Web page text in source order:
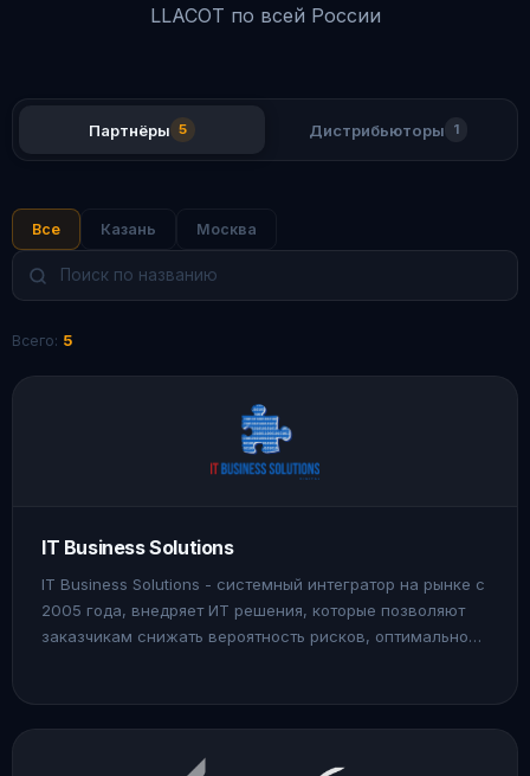
LLACOT по всей России
Партнёры 5 Дистрибьюторы 1
Все Казань Москва
Всего: 5
IT Business Solutions
IT Business Solutions - системный интегратор на рынке с
2005 года, внедряет ИТ решения, которые позволяют
заказчикам снижать вероятность рисков, оптимально